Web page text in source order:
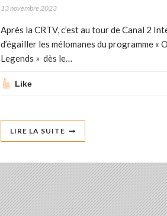
13 novembre 2023
Après la CRTV, c’est au tour de Canal 2
d’égailler les mélomanes du programme «
Legends » dès le…
Like
LIRE LA SUITE